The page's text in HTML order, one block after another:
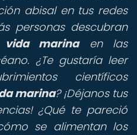
abisal en tus redes
personas descubran
vida marinaen las
¿Te gustaría leer
científicos
marina? ¡Déjanos tus
¿Qué te pareció
se alimentan los